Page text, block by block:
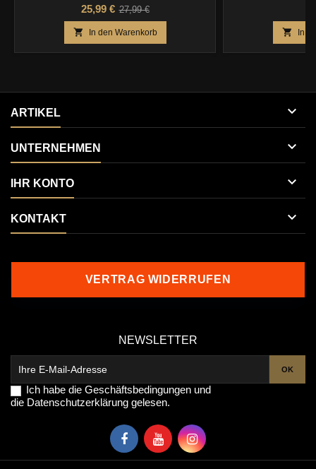
ebenso durchdachten wie ultraflachen BBQ-
Wender.
Preis
25,99 € Verkaufspreis
27,99 €
 In den Warenkorb  In
ARTIKEL 
UNTERNEHMEN 
IHR KONTO 
KONTAKT 
VERTRAG WIDERRUFEN
NEWSLETTER
Ich habe die Geschäftsbedingungen und
die Datenschutzerklärung gelesen.